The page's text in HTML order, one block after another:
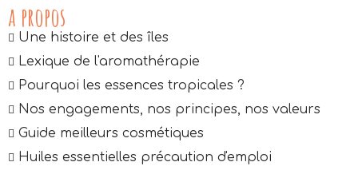
a propos
Une histoire et des îles
Lexique de l'aromathérapie
Pourquoi les essences tropicales ?
Nos engagements, nos principes, nos valeurs
Guide meilleurs cosmétiques
Huiles essentielles précaution d'emploi